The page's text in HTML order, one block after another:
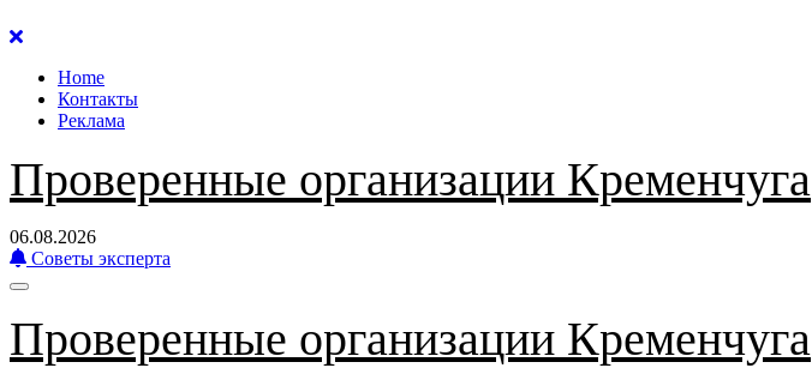
Перейти
содержанию
Home
Контакты
Реклама
Проверенные организации Кременчуга
06.08.2026
Советы эксперта
Проверенные организации Кременчуга